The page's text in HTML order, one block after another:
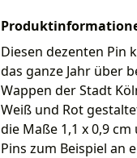
Diesen dezenten Pin
das ganze Jahr über
Wappen der Stadt
Weiß und Rot
die Maße 1,1 x 0,9
Pins zum Beispiel an